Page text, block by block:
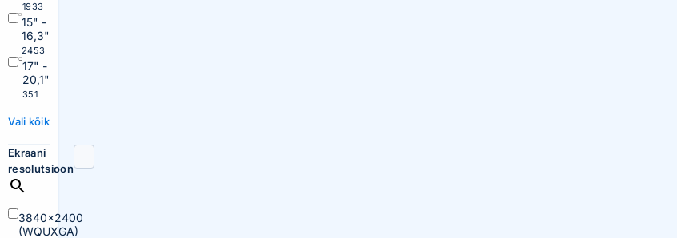
1933
15" -
16,3"
2453
17" -
20,1"
351
Vali kõik
Ekraani
resolutsioon
3840×2400
(WQUXGA)